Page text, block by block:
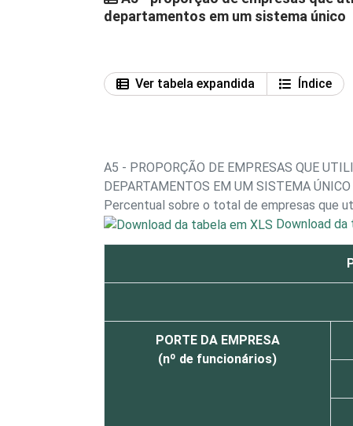
departamentos em um sistema único
Ver tabela expandida
Índice
A5 - PROPORÇÃO DE EMPRESAS QUE
DEPARTAMENTOS EM UM SISTEMA ÚNICO
Percentual sobre o total de empresas que
Download da
PORTE DA EMPRESA
(nº de funcionários)